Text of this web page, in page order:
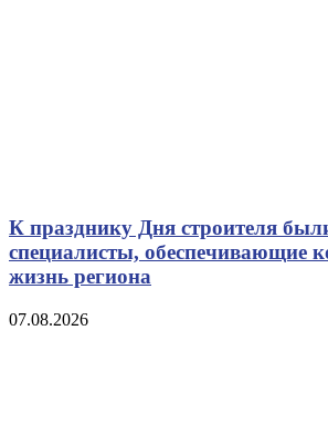
К празднику Дня строителя
специалисты, обеспечивающие
жизнь региона
07.08.2026